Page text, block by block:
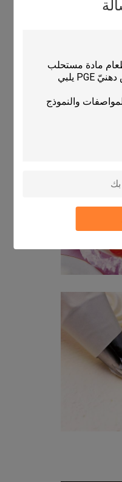
إلى المشروبات
ومنع الخبز من
وإطالة عمر الرف.
الأخرى، كعامل رغوة
يؤدي إلى فيلم فقاعة
أن يجعل الزيت يتناثر
بفعالية من التسرب